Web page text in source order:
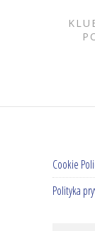
Cookie
Polityka